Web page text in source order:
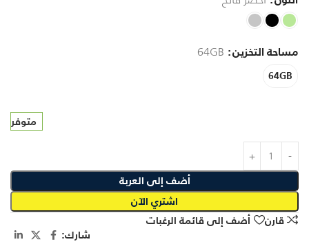
مساحة التخزين 64GB
64GB
متوفر
أضف إلى العربة
اشتري الآن
قارن
أضف إلى قائمة الرغبات
شارك: